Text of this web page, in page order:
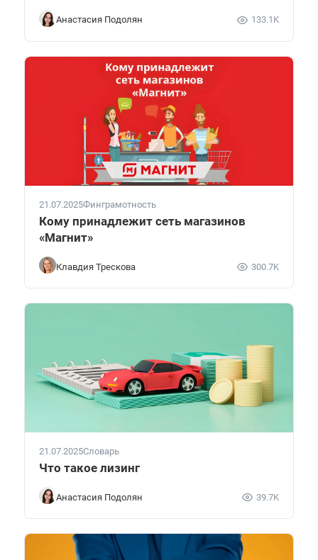
Анастасия Подолян 133.1K
21.07.2025Финграмотность
Кому принадлежит сеть магазинов
«Магнит»
Клавдия Трескова 300.7K
21.07.2025Словарь
Что такое лизинг
Анастасия Подолян 39.7K